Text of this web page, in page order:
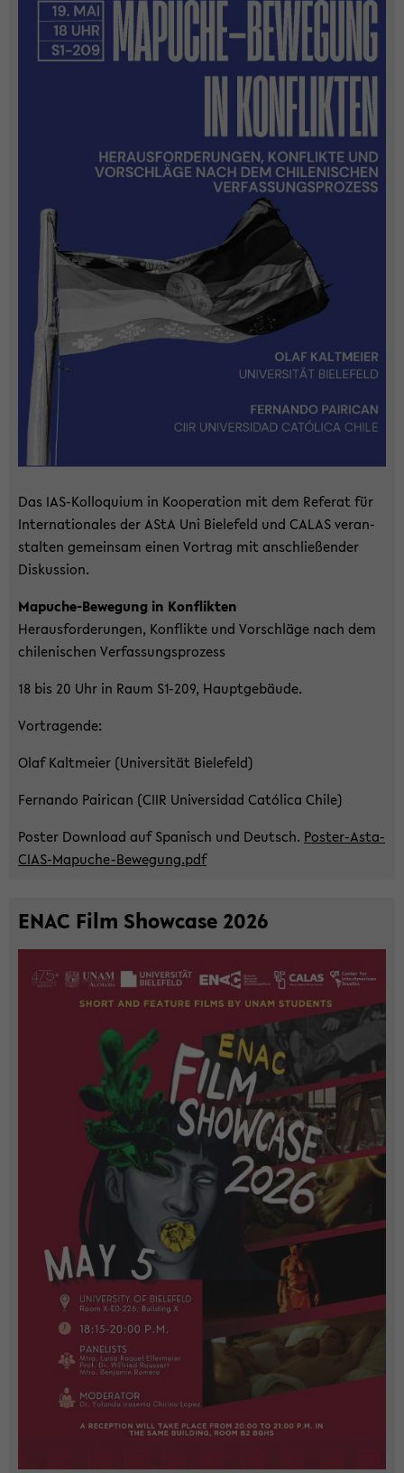
Das IAS-​Kolloquium in Ko­ope­ra­ti­on mit dem Re­fe­rat für
In­ter­na­tio­na­les der AStA Uni Bie­le­feld und CALAS ver­an­
stal­ten ge­mein­sam einen Vor­trag mit an­schlie­ßen­der
Dis­kus­si­on.
Mapuche-​Bewegung in Kon­flik­ten
Her­aus­for­de­run­gen, Kon­flik­te und Vor­schlä­ge nach dem
chi­le­ni­schen Ver­fas­sungs­pro­zess
18 bis 20 Uhr in Raum S1-​209, Haupt­ge­bäu­de.
Vor­tra­gen­de:
Olaf Kalt­mei­er (Uni­ver­si­tät Bie­le­feld)
Fer­nan­do Pai­ri­can (CIIR Uni­ver­sidad Católica Chile)
Pos­ter Down­load auf Spa­nisch und Deutsch. Poster-​Asta-
CIAS-Mapuche-Bewegung.pdf
ENAC Film Show­ca­se 2026